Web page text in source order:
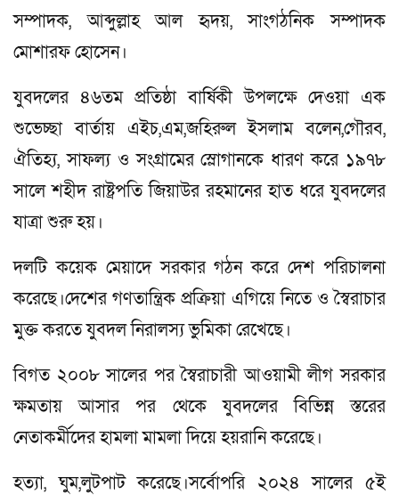
সম্পাদক, আব্দুল্লাহ আল হৃদয়, সাংগঠনিক সম্পাদক
মোশারফ হোসেন।
যুবদলের ৪৬তম প্রতিষ্ঠা বার্ষিকী উপলক্ষে দেওয়া এক
শুভেচ্ছা বার্তায় এইচ,এম,জহিরুল ইসলাম বলেন,গৌরব,
ঐতিহ্য, সাফল্য ও সংগ্রামের স্লোগানকে ধারণ করে ১৯৭৮
সালে শহীদ রাষ্ট্রপতি জিয়াউর রহমানের হাত ধরে যুবদলের
যাত্রা শুরু হয়।
দলটি কয়েক মেয়াদে সরকার গঠন করে দেশ পরিচালনা
করেছে।দেশের গণতান্ত্রিক প্রক্রিয়া এগিয়ে নিতে ও স্বৈরাচার
মুক্ত করতে যুবদল নিরালস্য ভুমিকা রেখেছে।
বিগত ২০০৮ সালের পর স্বৈরাচারী আওয়ামী লীগ সরকার
ক্ষমতায় আসার পর থেকে যুবদলের বিভিন্ন স্তরের
নেতাকর্মীদের হামলা মামলা দিয়ে হয়রানি করেছে।
হত্যা, ঘুম,লুটপাট করেছে।সর্বোপরি ২০২৪ সালের ৫ই